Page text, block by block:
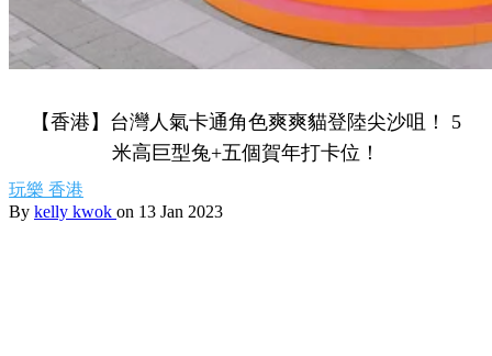
【香港】台灣人氣卡通角色爽爽貓登陸尖沙咀！ 5
米高巨型兔+五個賀年打卡位！
玩樂 香港
By kelly kwok on 13 Jan 2023